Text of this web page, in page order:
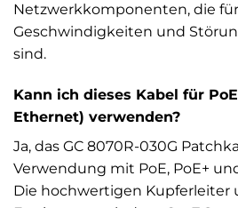
Netzwerkkomponenten, die
Geschwindigkeiten und
sind.
Kann ich dieses Kabel für
Ethernet) verwenden?
Ja, das GC 8070R-030G
Verwendung mit PoE, PoE+
Die hochwertigen Kupferleiter